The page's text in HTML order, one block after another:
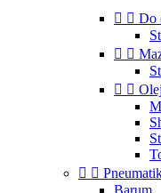
  Do
 
 
 
Barum